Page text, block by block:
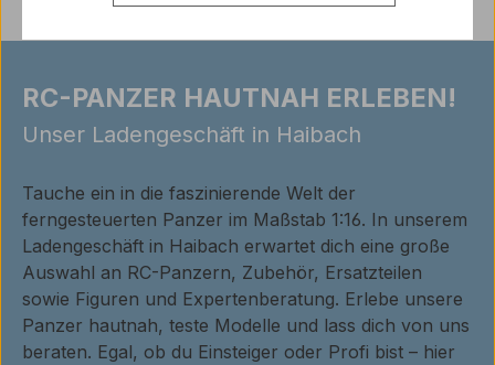
RC-PANZER HAUTNAH ERLEBEN!
Unser Ladengeschäft in Haibach
Tauche ein in die faszinierende Welt der
ferngesteuerten Panzer im Maßstab 1:16. In unserem
Ladengeschäft in Haibach erwartet dich eine große
Auswahl an RC-Panzern, Zubehör, Ersatzteilen
sowie Figuren und Expertenberatung. Erlebe unsere
Panzer hautnah, teste Modelle und lass dich von uns
beraten. Egal, ob du Einsteiger oder Profi bist – hier